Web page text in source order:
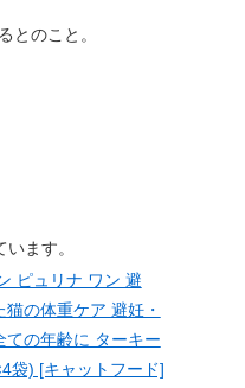
とのこと。
ます。
ピュリナ ワン 避
の体重ケア 避妊・
ての年齢に ターキー
袋) [キャットフード]